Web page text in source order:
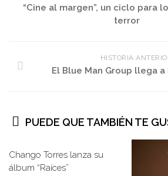
“Cine al margen”, un ciclo para
terror
HISTORIA
El Blue Man Group llega
PUEDE QUE TAMBIÉN TE
Chango Torres lanza su
álbum “Raíces”